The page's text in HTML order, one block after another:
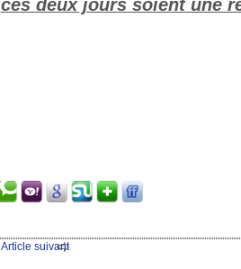
ces deux jours soient une
Article suivant